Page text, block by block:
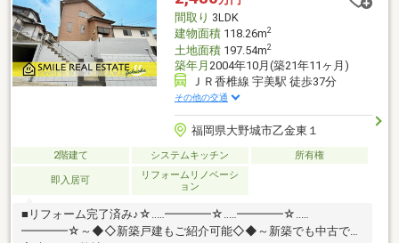
間取り 3LDK
建物面積118.26m2
土地面積197.54m2
築年月 2004年10月(築21年11ヶ月)
ＪＲ香椎線 宇美駅 徒歩37分
その他の交通
福岡県大野城市乙金東１
2階建て システムキッチン 所有権
即入居可
リフォームリノベーシ
ョン
■リフォーム完了済み♪☆‥…━━━━☆‥…━━━━☆‥…
━━━━☆～◆◇新築戸建もご紹介可能◇◆～新築でも中古でも